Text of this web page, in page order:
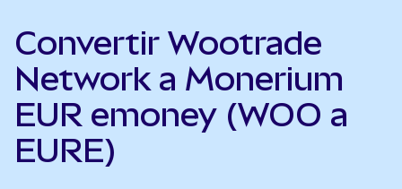
Convertir Wootrade
Network a Monerium
EUR emoney (WOO a
EURE)